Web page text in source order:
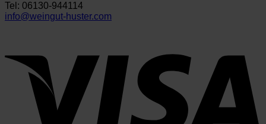
Tel: 06130-944114
info@weingut-huster.com